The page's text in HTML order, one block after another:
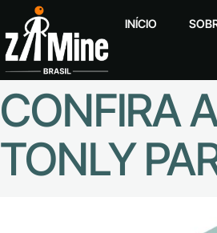
INÍCIO
CONFIRA
TONLY